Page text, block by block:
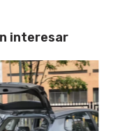
interesar